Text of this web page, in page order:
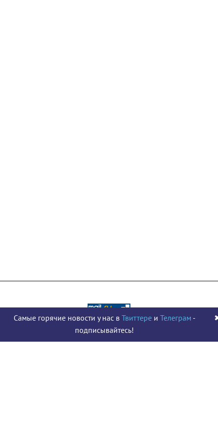
Карта сайта
Политика конфиденциальности
Самые горячие новости у нас в Твиттере и Телеграм -
подписывайтесь!